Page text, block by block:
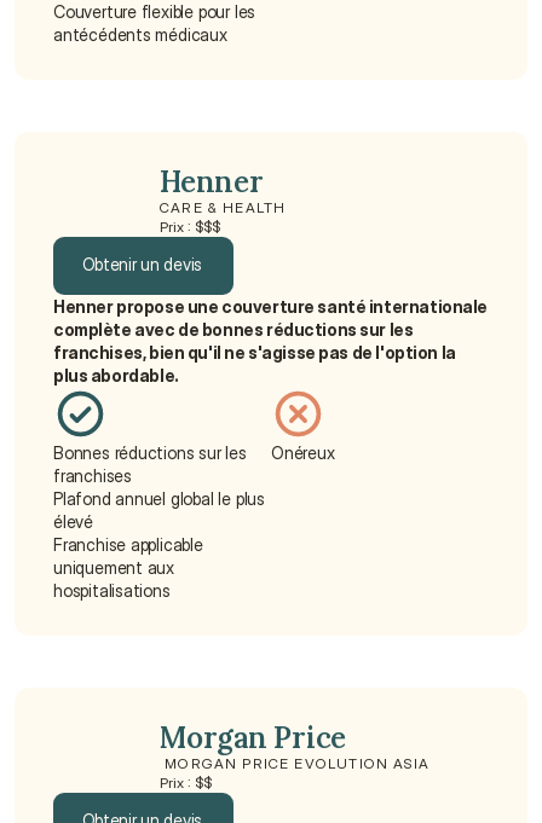
Couverture flexible pour les
antécédents médicaux
Henner
CARE & HEALTH
Prix : $$$
Obtenir un devis
Obtenir un devis
Henner propose une couverture santé internationale
complète avec de bonnes réductions sur les
franchises, bien qu'il ne s'agisse pas de l'option la
plus abordable.
Bonnes réductions sur les
franchises
Plafond annuel global le plus
élevé
Franchise applicable
uniquement aux
hospitalisations
Onéreux
Morgan Price
MORGAN PRICE EVOLUTION ASIA
Prix : $$